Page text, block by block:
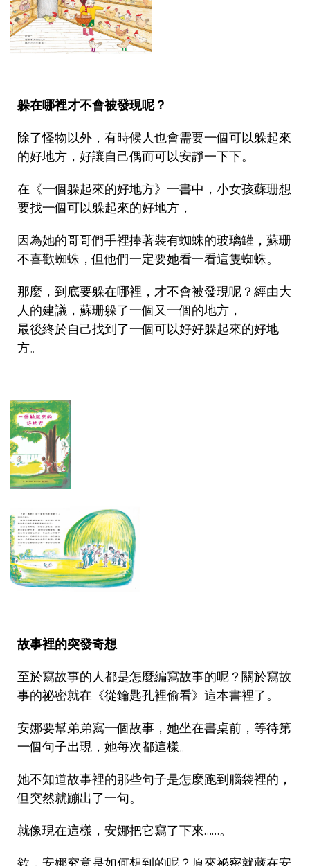
躲在哪裡才不會被發現呢？
除了怪物以外，有時候人也會需要一個可以躲起來
的好地方，好讓自己偶而可以安靜一下下。
在《一個躲起來的好地方》一書中，小女孩蘇珊想
要找一個可以躲起來的好地方，
因為她的哥哥們手裡捧著裝有蜘蛛的玻璃罐，蘇珊
不喜歡蜘蛛，但他們一定要她看一看這隻蜘蛛。
那麼，到底要躲在哪裡，才不會被發現呢？經由大
人的建議，蘇珊躲了一個又一個的地方，
最後終於自己找到了一個可以好好躲起來的好地
方。
故事裡的突發奇想
至於寫故事的人都是怎麼編寫故事的呢？關於寫故
事的祕密就在《從鑰匙孔裡偷看》這本書裡了。
安娜要幫弟弟寫一個故事，她坐在書桌前，等待第
一個句子出現，她每次都這樣。
她不知道故事裡的那些句子是怎麼跑到腦袋裡的，
但突然就蹦出了一句。
就像現在這樣，安娜把它寫了下來……。